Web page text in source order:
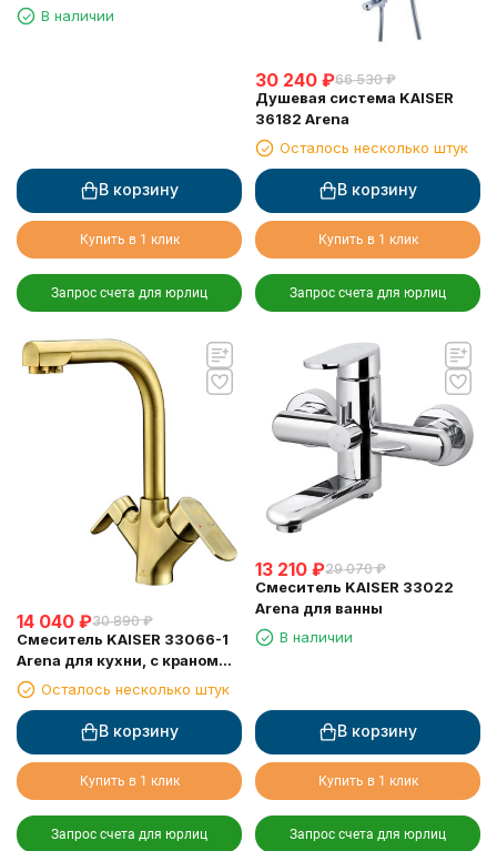
В наличии
В корзину
Купить в 1 клик
Запрос счета для юрлиц
30 240 ₽66 530 ₽
Душевая система KAISER
36182 Arena
Осталось несколько штук
В корзину
Купить в 1 клик
Запрос счета для юрлиц
14 040 ₽30 890 ₽
Смеситель KAISER 33066-1
Arena для кухни, с краном
для питьевой воды,
бронзовый
Осталось несколько штук
В корзину
Купить в 1 клик
Запрос счета для юрлиц
13 210 ₽29 070 ₽
Смеситель KAISER 33022
Arena для ванны
В наличии
В корзину
Купить в 1 клик
Запрос счета для юрлиц